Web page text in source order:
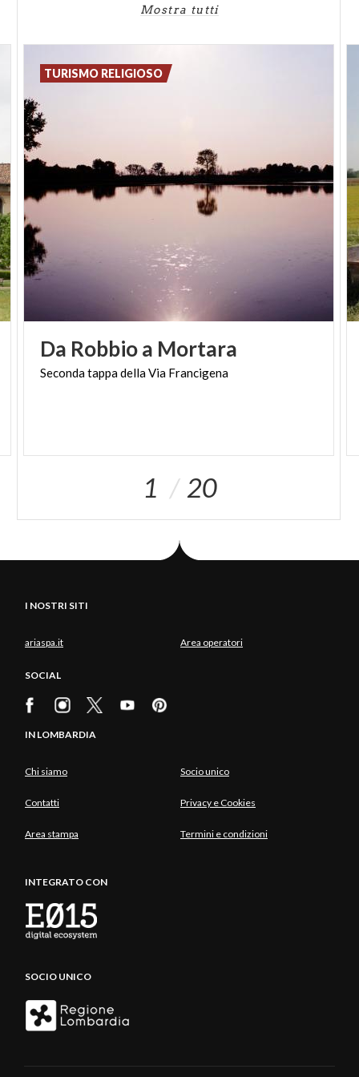
Abbazia di San Nicola, a Rodengo, nei dintorni di
Brescia, famoso per i suoi tonici-digestivi.
L'erboristeria è un'arte nobile e antica, e nei
monasteri viene coltivata e studiata sin dal
Medioevo. Scopri conoscenze, ricette millenarie e
rimedi passati alla storia seguendo i nuovi itinerari
del turismo religioso sul nostro sito.
Mostra tutti
Da Robbioa Mortara
SecondatappadellaVia Francigena
TURISMO RELIGIOSO
1 20
I NOSTRI SITI
ariaspa.it Area operatori
SOCIAL
IN LOMBARDIA
Chi siamo Socio unico
Contatti Privacy e Cookies
Area stampa Termini e condizioni
INTEGRATO CON
SOCIO UNICO